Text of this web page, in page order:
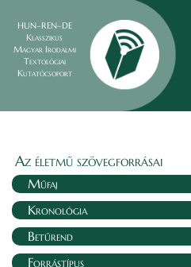
HUN–REN–DE
Klasszikus
Magyar Irodalmi
Textológiai
Kutatócsoport
Az életmű szövegforrásai
Műfaj
Kronológia
Betűrend
Forrástípus